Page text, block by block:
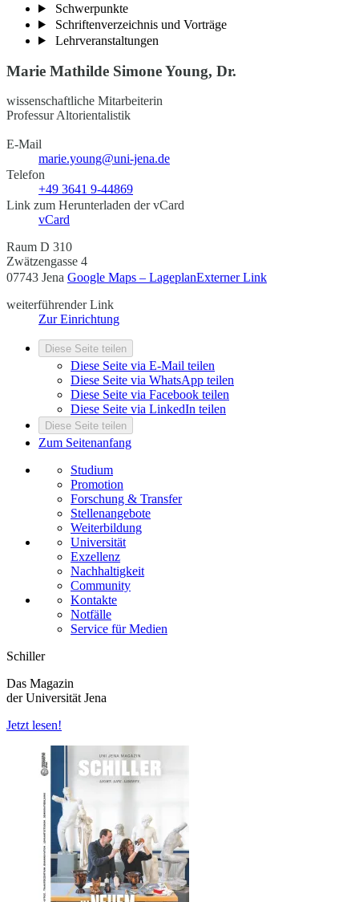
Schwerpunkte
Schriftenverzeichnis und Vorträge
Lehrveranstaltungen
Marie Mathilde Simone Young, Dr.
wissenschaftliche Mitarbeiterin
Professur Altorientalistik
E-Mail
marie.young@uni-jena.de
Telefon
+49 3641 9-44869
Link zum Herunterladen der vCard
vCard
Raum D 310
Zwätzengasse 4
07743 Jena Google Maps – LageplanExterner Link
weiterführender Link
Zur Einrichtung
Diese Seite teilen
Diese Seite via E-Mail teilen
Diese Seite via WhatsApp teilen
Diese Seite via Facebook teilen
Diese Seite via LinkedIn teilen
Diese Seite teilen
Zum Seitenanfang
Studium
Promotion
Forschung & Transfer
Stellenangebote
Weiterbildung
Universität
Exzellenz
Nachhaltigkeit
Community
Kontakte
Notfälle
Service für Medien
Schiller
Das Magazin
der Universität Jena
Jetzt lesen!